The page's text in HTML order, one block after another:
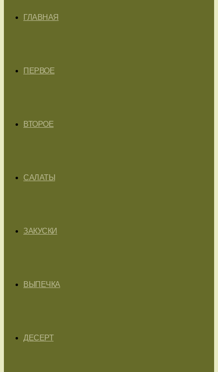
ГЛАВНАЯ
ПЕРВОЕ
ВТОРОЕ
САЛАТЫ
ЗАКУСКИ
ВЫПЕЧКА
ДЕСЕРТ